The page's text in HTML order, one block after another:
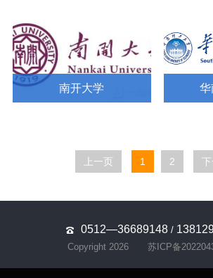
南开大学 华
上一页 1 2
0512—36689148 /
Copyright 2026 苏ICP备